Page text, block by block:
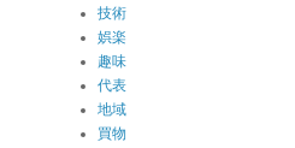
技術
娯楽
趣味
代表
地域
買物